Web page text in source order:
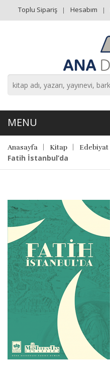
Toplu Sipariş Hesabım
Anasayfa Kitap Edebiyat
Fatih İstanbul’da